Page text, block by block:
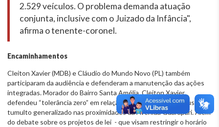
2.529 veículos. O problema demanda atuação
conjunta, inclusive com o Juizado da Infância",
afirma o tenente-coronel.
Encaminhamentos
Cleiton Xavier (MDB) e Cláudio do Mundo Novo (PL) também
participaram da audiência e defenderam a manutenção das ações
integradas. Morador do Bairro Santa Amélia, Cleiton Xavier
defendeu “tolerância zero” em relação aos episódios que causam
tumulto generalizado nas proximidades da Avenida Guarapari. Além
do debate sobre os projetos de lei - que visam restringir o horário